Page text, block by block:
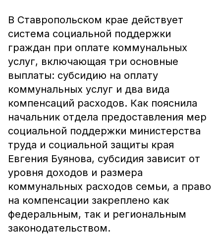
В Ставропольском крае действует
система социальной поддержки
граждан при оплате коммунальных
услуг, включающая три основные
выплаты: субсидию на оплату
коммунальных услуг и два вида
компенсаций расходов. Как пояснила
начальник отдела предоставления мер
социальной поддержки министерства
труда и социальной защиты края
Евгения Буянова, субсидия зависит от
уровня доходов и размера
коммунальных расходов семьи, а право
на компенсации закреплено как
федеральным, так и региональным
законодательством.